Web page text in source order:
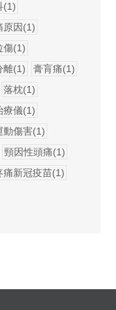
(1)
原因(1)
傷(1)
離(1)
膏肓痛(1)
落枕(1)
療儀(1)
動傷害(1)
頸因性頭痛(1)
痛新冠疫苗(1)